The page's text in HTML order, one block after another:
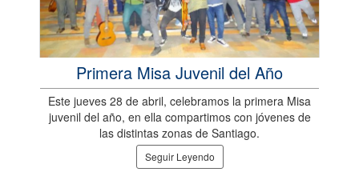
Primera Misa Juvenil del Año
Este jueves 28 de abril, celebramos la primera Misa
juvenil del año, en ella compartimos con jóvenes de
las distintas zonas de Santiago.
Seguir Leyendo